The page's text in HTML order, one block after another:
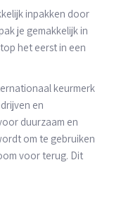
inpakken door
je gemakkelijk in
het eerst in een
keurmerk
en
duurzaam en
om te gebruiken
voor terug. Dit